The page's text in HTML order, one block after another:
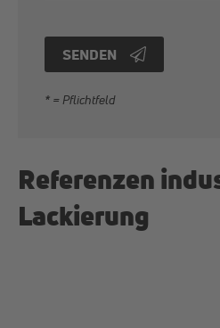
SENDEN
* = Pflichtfeld
Referenzen
Lackierung